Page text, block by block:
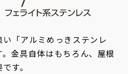
「アルミめっきステンレ
金具自体はもちろん、屋根
す。